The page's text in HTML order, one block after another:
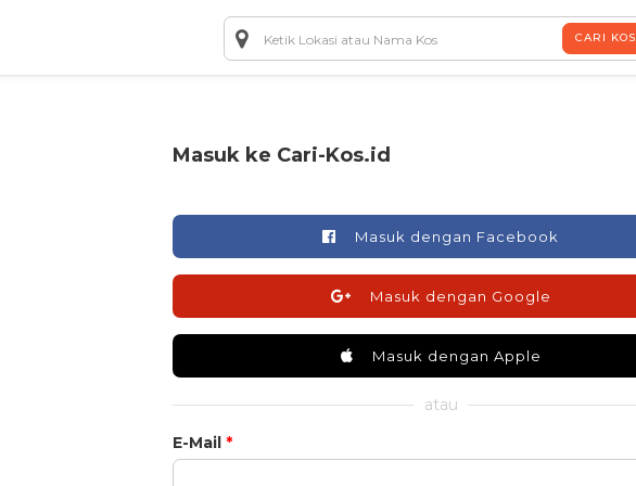
CARI KOS
Masuk ke Cari-Kos.id
Masuk dengan Facebook
Masuk dengan Google
Masuk dengan Apple
atau
E-Mail